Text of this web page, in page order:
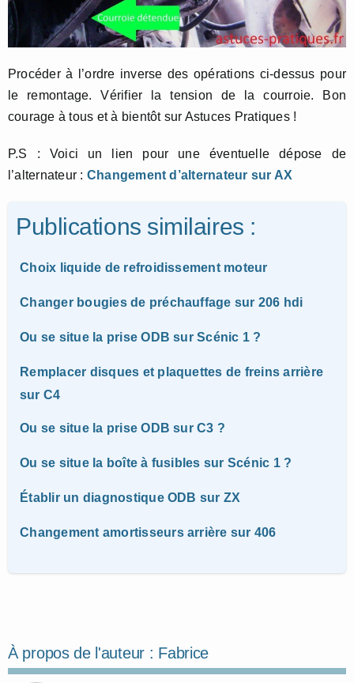
Procéder à l’ordre inverse des opérations ci-dessus pour
le remontage. Vérifier la tension de la courroie. Bon
courage à tous et à bientôt sur Astuces Pratiques !
P.S : Voici un lien pour une éventuelle dépose de
l’alternateur : Changement d’alternateur sur AX
Publications similaires :
Choix liquide de refroidissement moteur
Changer bougies de préchauffage sur 206 hdi
Ou se situe la prise ODB sur Scénic 1 ?
Remplacer disques et plaquettes de freins arrière
sur C4
Ou se situe la prise ODB sur C3 ?
Ou se situe la boîte à fusibles sur Scénic 1 ?
Établir un diagnostique ODB sur ZX
Changement amortisseurs arrière sur 406
À propos de l'auteur : Fabrice